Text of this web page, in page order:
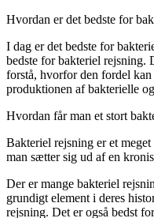
Hvordan er det bedste for
I dag er det bedste for
bedste for bakteriel rejsning.
forstå, hvorfor den fordel
produktionen af bakterielle
Hvordan får man et stort
Bakteriel rejsning er et
man sætter sig ud af en
Der er mange bakteriel
grundigt element i deres
rejsning. Det er også bedst